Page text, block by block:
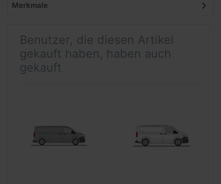
Merkmale
Benutzer, die diesen Artikel
gekauft haben, haben auch
gekauft